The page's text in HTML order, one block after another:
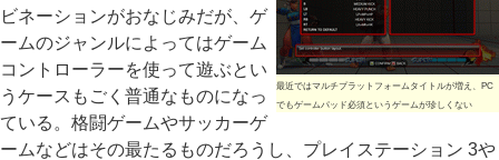
最近ではマルチプラットフォームタイトルが増え、PC
でもゲームパッド必須というゲームが珍しくない
ビネーションがおなじみだが、ゲ
ームのジャンルによってはゲーム
コントローラーを使って遊ぶとい
うケースもごく普通なものになっ
ている。格闘ゲームやサッカーゲ
ームなどはその最たるものだろうし、プレイステーション 3や